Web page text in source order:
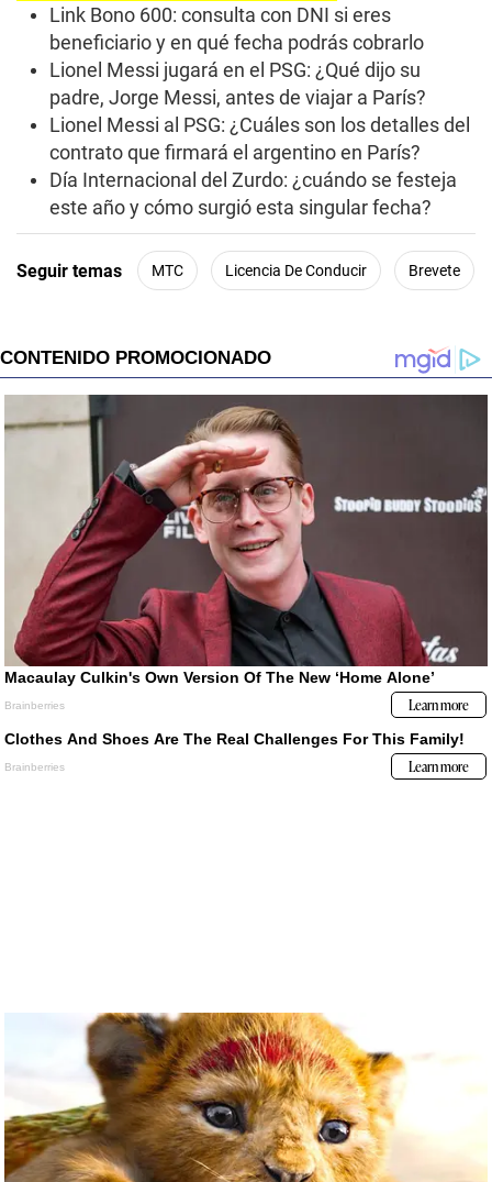
Link Bono 600: consulta con DNI si eres
beneficiario y en qué fecha podrás cobrarlo
Lionel Messi jugará en el PSG: ¿Qué dijo su
padre, Jorge Messi, antes de viajar a París?
Lionel Messi al PSG: ¿Cuáles son los detalles del
contrato que firmará el argentino en París?
Día Internacional del Zurdo: ¿cuándo se festeja
este año y cómo surgió esta singular fecha?
Seguir temas MTC Licencia De Conducir Brevete